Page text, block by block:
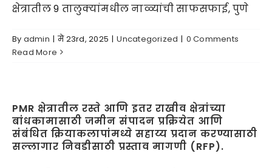
क्षेत्रातील 9 तालुक्यांमधील नाळ्यांची साफसफाई, पुणे
By admin | मे 23rd, 2025 | Uncategorized | 0 Comments
Read More
PMR क्षेत्रातील रस्ते आणि इतर राखीव क्षेत्रांच्या
बांधकामासाठी जमीन संपादन प्रक्रियेत आणि
संबंधित क्रियाकलापांमध्ये सहाय्य प्रदान करण्यासाठी
सल्लागार निवडीसाठी प्रस्ताव मागणी (RFP).